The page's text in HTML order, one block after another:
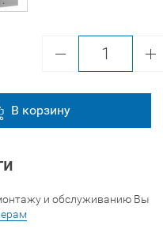
В корзину
и обслуживанию Вы